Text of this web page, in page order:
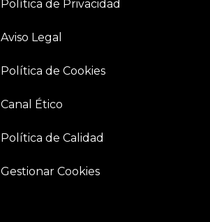
Política de Privacidad
Aviso Legal
Política de Cookies
Canal Ético
Política de Calidad
Gestionar Cookies